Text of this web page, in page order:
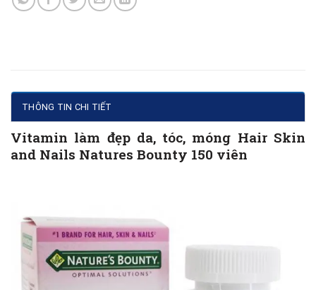
THÔNG TIN CHI TIẾT
Vitamin làm đẹp da, tóc, móng Hair Skin
and Nails Natures Bounty 150 viên